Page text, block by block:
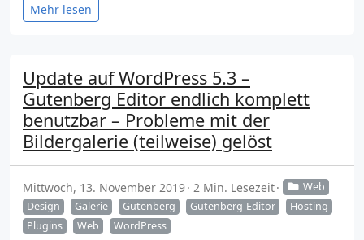
Mehr lesen
Update auf WordPress 5.3 –
Gutenberg Editor endlich komplett
benutzbar – Probleme mit der
Bildergalerie (teilweise) gelöst
Mittwoch, 13. November 2019 2 Min. Lesezeit
Web
Design
Galerie Gutenberg Gutenberg-Editor
Hosting
Plugins
Web WordPress